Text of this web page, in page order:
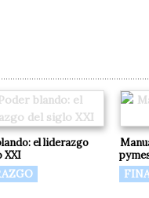
el liderazgo
XXI